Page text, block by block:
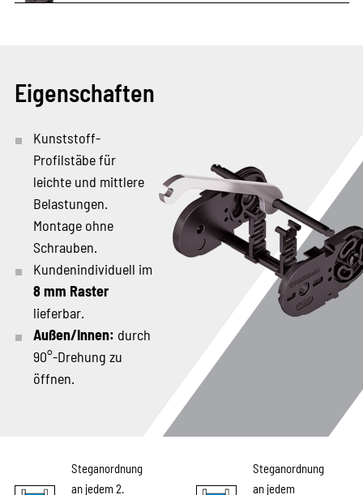
Eigenschaften
Kunststoff-
Profilstäbe für
leichte und mittlere
Belastungen.
Montage ohne
Schrauben.
Kundenindividuell im
8 mm Raster
lieferbar.
Außen/Innen: durch
90°-Drehung zu
öffnen.
Steganordnung
an jedem 2.
Steganordnung
an jedem